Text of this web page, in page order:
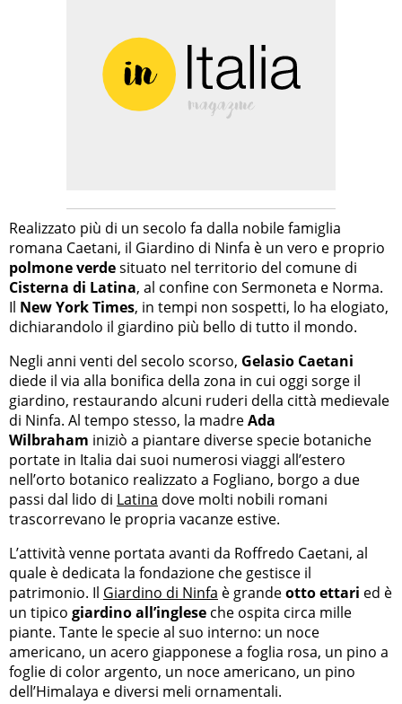
Realizzato più di un secolo fa dalla nobile famiglia
romana Caetani, il Giardino di Ninfa è un vero e proprio
polmone verdesituato nel territorio del comune di
Cisterna di Latina, al confine con Sermoneta e Norma.
Il New York Times, in tempi non sospetti, lo ha elogiato,
dichiarandolo il giardino più bello di tutto il mondo.
Negli anni venti del secolo scorso, Gelasio Caetani
diede il via alla bonifica della zona in cui oggi sorge il
giardino, restaurando alcuni ruderi della città medievale
di Ninfa. Al tempo stesso, la madreAda
Wilbraham iniziò a piantare diverse specie botaniche
portate in Italia dai suoi numerosi viaggi all’estero
nell’orto botanico realizzato a Fogliano, borgo a due
passi dal lido di Latina dove molti nobili romani
trascorrevano le propria vacanze estive.
L’attività venne portata avanti da Roffredo Caetani, al
quale è dedicata la fondazione che gestisce il
patrimonio. Il Giardino di Ninfa è grandeotto ettari ed è
un tipico giardino all’inglese che ospita circa mille
piante. Tante le specie al suo interno: un noce
americano, un acero giapponese a foglia rosa, un pino a
foglie di color argento, un noce americano, un pino
dell’Himalaya e diversi meli ornamentali.